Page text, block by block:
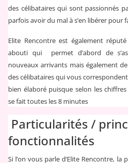
des célibataires qui sont passionnés
parfois avoir du mal à s’en libérer pour
Elite Rencontre est également
abouti qui permet d’abord de
nouveaux arrivants mais également
des célibataires qui vous
bien élaboré puisque selon les
se fait toutes les 8 minutes
/
fonctionnalités
Si l’on vous parle d’Elite Rencontre,